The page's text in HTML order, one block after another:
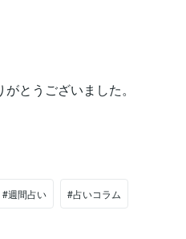
とうございました。
#週間占い #占いコラム